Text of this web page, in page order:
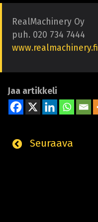
RealMachinery Oy
puh. 020 734 7444
www.realmachinery.fi
Jaa artikkeli
Seuraava